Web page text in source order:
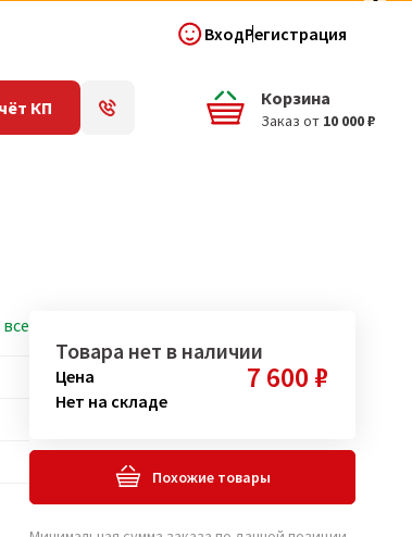
ВходРегистрация
Корзина
Заказ от 10 000 ₽
КП
Товара нет в наличии
Цена 7 600 ₽
Нет на складе
Похожие товары